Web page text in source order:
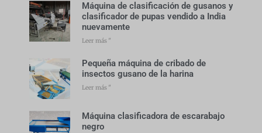
Máquina de clasificación de gusanos y
clasificador de pupas vendido a India
nuevamente
Leer más "
Pequeña máquina de cribado de
insectos gusano de la harina
Leer más "
Máquina clasificadora de escarabajo
negro